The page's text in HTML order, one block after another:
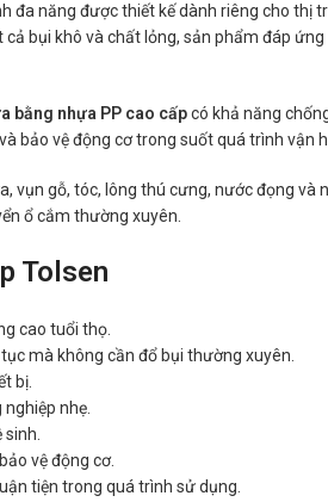
đa năng được thiết kế dành riêng cho thị
bụi khô và chất lỏng, sản phẩm đáp
bằng nhựa PP cao cấpcó khả năng
bảo vệ động cơ trong suốt quá trình vận
vụn gỗ, tóc, lông thú cưng, nước đọng
ổ cắm thường xuyên.
Tolsen
cao tuổi thọ.
mà không cần đổ bụi thường xuyên.
bị.
nhẹ.
vệ động cơ.
tiện trong quá trình sử dụng.